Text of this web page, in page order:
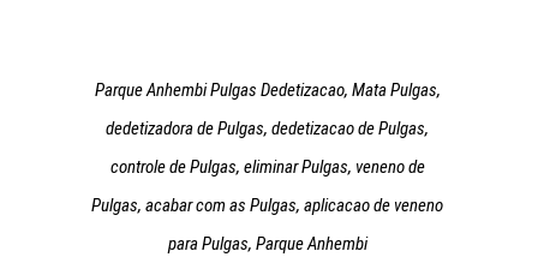
Parque Anhembi Pulgas Dedetizacao, Mata Pulgas,
dedetizadora de Pulgas, dedetizacao de Pulgas,
controle de Pulgas, eliminar Pulgas, veneno de
Pulgas, acabar com as Pulgas, aplicacao de veneno
para Pulgas, Parque Anhembi